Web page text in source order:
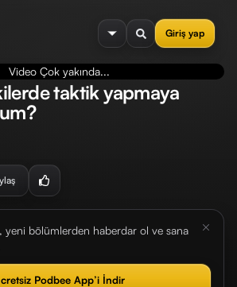
Giriş yap
Video Çok yakında...
taktik yapmaya
yeni bölümlerden haberdar ol ve sana
Podbee App’i İndir